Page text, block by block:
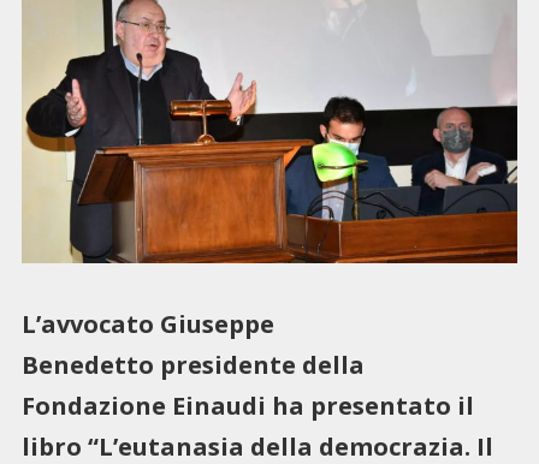
L’avvocato Giuseppe
Benedetto presidente della
Fondazione Einaudi ha presentato il
libro “L’eutanasia della democrazia. Il